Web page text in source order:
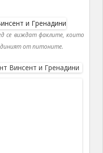
се виждат факлите, които
от питоните.